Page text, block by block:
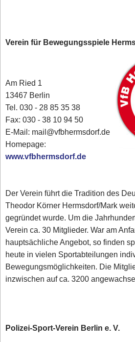
Verein für Bewegungsspiele
Am Ried 1
13467 Berlin‎
Tel. 030 - 28 85 35 38
Fax: 030 - 38 10 94 50
E-Mail: mail@vfbhermsdorf.de
Homepage:
www.vfbhermsdorf.de
Der Verein führt die Tradition des
Theodor Körner Hermsdorf/Mark
gegründet wurde. Um die
Verein ca. 30 Mitglieder. War am
hauptsächliche Angebot, so finden
heute in vielen Sportabteilungen
Bewegungsmöglichkeiten. Die
inzwischen auf ca. 3200
Polizei-Sport-Verein Berlin e. V.